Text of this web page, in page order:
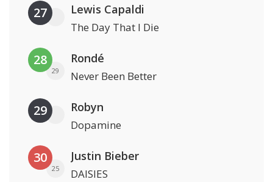
27 Lewis Capaldi
The Day That I Die
28
29
Rondé
Never Been Better
29 Robyn
Dopamine
30
25
Justin Bieber
DAISIES